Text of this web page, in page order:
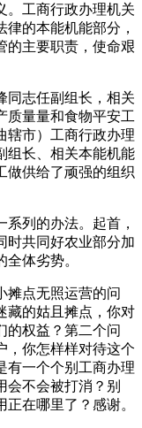
。工商行政办理机关
的本能机能部分，
的主要职责，使命艰
志任副组长，相关
质量量和食物平安工
辖市）工商行政办理
组长、相关本能机能
做供给了顽强的组织
列的办法。起首，
时共同好农业部分加
体劣势。
点无照运营的问
藏的姑且摊点，你对
的权益？第二个问
，你怎样样对待这个
有一个个别工商办理
会不会被打消？别
在哪里了？感谢。